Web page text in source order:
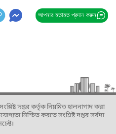
আপনার মতামত প্রদান করুন
দপ্তর কর্তৃক নিয়মিত হালনাগাদ করা
নিশ্চিত করতে সংশ্লিষ্ট দপ্তর সর্বদা